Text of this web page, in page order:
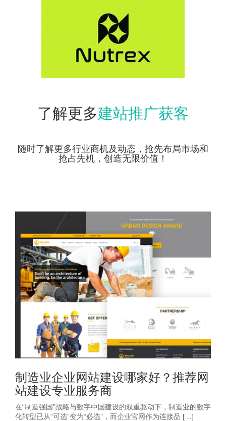
了解更多建站推广获客
随时了解更多行业商机及动态，抢先布局市场和
抢占先机，创造无限价值！
制造业企业网站建设哪家好？推荐网
站建设专业服务商
在“制造强国”战略与数字中国建设的双重驱动下，制造业的数字
化转型已从“可选”变为“必选”，而企业官网作为连接品 […]